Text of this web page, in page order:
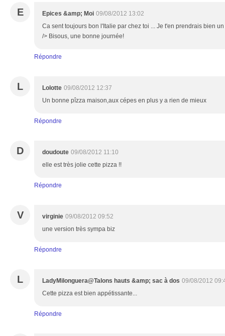
E Epices &amp; Moi 09/08/2012 13:02
Ca sent toujours bon l'Italie par chez toi ... Je t'en prendrais bien
/> Bisous, une bonne journée!
Répondre
L Lolotte 09/08/2012 12:37
Un bonne pîzza maison,aux cépes en plus y a rien de mieux
Répondre
D doudoute 09/08/2012 11:10
elle est très jolie cette pizza !!
Répondre
V virginie 09/08/2012 09:52
une version très sympa biz
Répondre
L LadyMilonguera@Talons hauts &amp; sac à dos 09/08/2012
Cette pizza est bien appétissante...
Répondre